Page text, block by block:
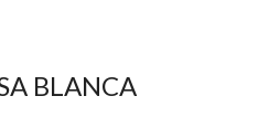
BLANCA